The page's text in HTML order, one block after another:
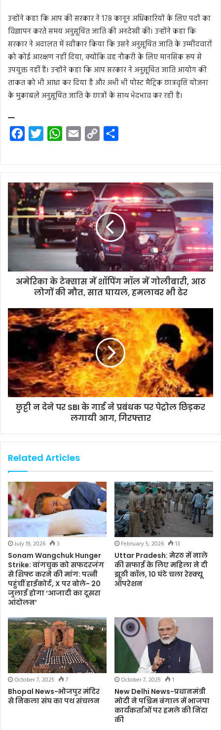
उन्होंने कहा कि आप की सरकार ने 178 कानून अधिकारियों के लिए पदों का
विज्ञापन करते समय अनुसूचित जाति की अनदेखी की। उन्होंने कहा कि
सरकार ने अदालत में स्वीकार किया कि उसने अनुसूचित जाति के उम्मीदवारों
को कोई आरक्षण नहीं दिया, क्योंकि वह नौकरी के लिए मानसिक रूप से
उपयुक्त नहीं हैं। उन्होंने कहा कि आप सरकार ने अनुसूचित जाति आयोग की
ताकत को भी आधा कर दिया है और अभी भी पोस्ट मैट्रिक छात्रवृत्ति योजना
के मुकाबले अनुसूचित जाति के छात्रों के साथ भेदभाव कर रही है।
c
b
o
o
k
i
t
e
r
W
a
s
A
p
p
a
l
p
L
i
n
k
a
e
अमेरिका के टेक्सास में शॉपिंग मॉल में गोलीबारी, आठ
लोगों की मौत, सात घायल, हमलावर भी ढेर
छुट्टी न देने पर SBI के गार्ड ने प्रबंधक पर पेट्रोल छिड़कर
लगायी आग, गिरफ्तार
Related Articles
July 19, 2026
3
Sonam Wangchuk Hunger
Strike: वांगचुक को सफदरजंग
से शिफ्ट करने की मांग: पत्नी
पहुंचीं हाईकोर्ट, X पर बोले- 20
जुलाई होगा ‘आजादी का दूसरा
आंदोलन’
February 5, 2026
13
Uttar Pradesh: मेरठ में नाले
की सफाई के लिए महिला ने दी
झूठी कॉल, 10 घंटे चला रेस्क्यू
ऑपरेशन
October 7, 2025
7
Bhopal News-भोजपुर मंदिर
से निकला संघ का पथ संचलन
October 7, 2025
1
New Delhi News-प्रधानमंत्री
मोदी ने पश्चिम बंगाल में भाजपा
कार्यकर्ताओं पर हमले की निंदा
की